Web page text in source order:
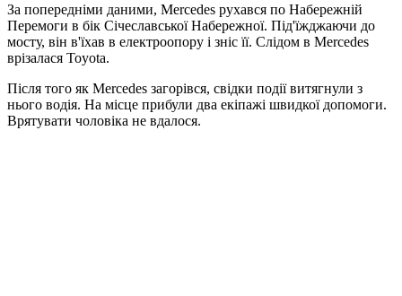
За попередніми даними, Merсedes рухався по Набережній
Перемоги в бік Січеславської Набережної. Під'їжджаючи до
мосту, він в'їхав в електроопору і зніс її. Слідом в Merсedes
врізалася Toyota.
Після того як Merсedes загорівся, свідки події витягнули з
нього водія. На місце прибули два екіпажі швидкої допомоги.
Врятувати чоловіка не вдалося.